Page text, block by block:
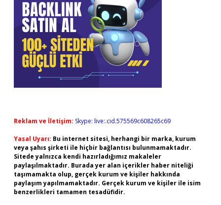
Reklam ve İletişim: Skype: live:.cid.575569c608265c69
Yasal Uyarı: Bu internet sitesi, herhangi bir marka, kurum
veya şahıs şirketi ile hiçbir bağlantısı bulunmamaktadır.
Sitede yalnızca kendi hazırladığımız makaleler
paylaşılmaktadır. Burada yer alan içerikler haber niteliği
taşımamakta olup, gerçek kurum ve kişiler hakkında
paylaşım yapılmamaktadır. Gerçek kurum ve kişiler ile isim
benzerlikleri tamamen tesadüfidir.